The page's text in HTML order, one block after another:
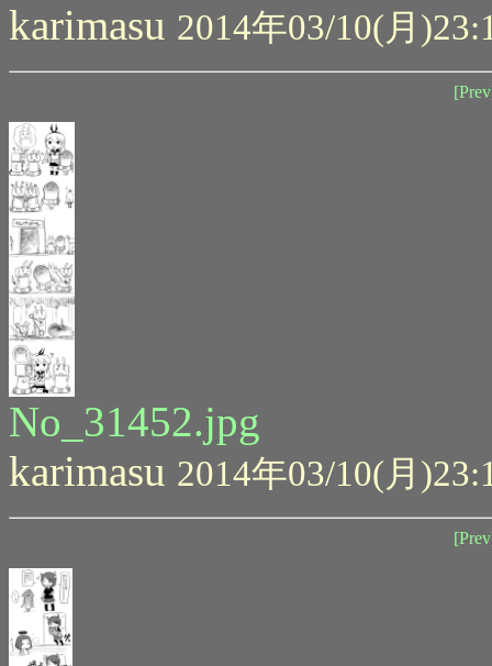
karimasu 2014年03/10(月
No_31452.jpg
karimasu 2014年03/10(月